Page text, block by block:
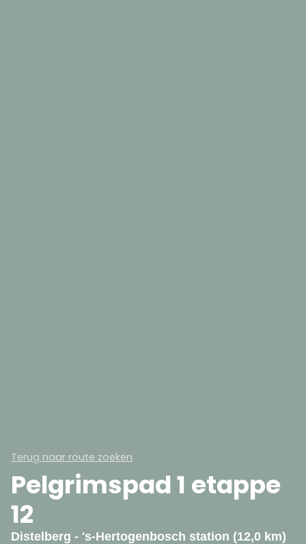
Terug naar route zoeken
Pelgrimspad 1 etappe
12
Distelberg - 's-Hertogenbosch station (12,0 km)